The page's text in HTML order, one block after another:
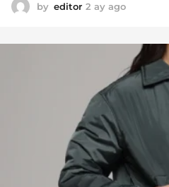
by editor 2 ay ago
a
g
o